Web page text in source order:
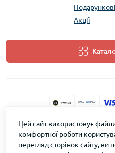
Акції
ТМ
Цей сайт використовує
комфортної роботи
перегляд сторінок сайту, ви